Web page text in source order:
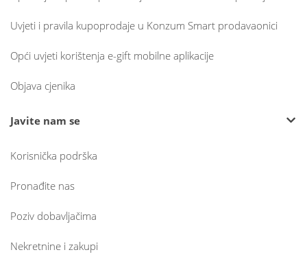
Uvjeti i pravila kupoprodaje u Konzum Smart prodavaonici
Opći uvjeti korištenja e-gift mobilne aplikacije
Objava cjenika
Javite nam se
Korisnička podrška
Pronađite nas
Poziv dobavljačima
Nekretnine i zakupi